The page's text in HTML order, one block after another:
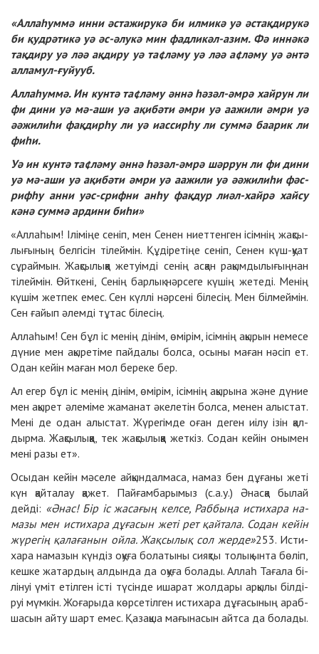
«Аллаһум­мә ин­ни әс­та­жи­ру­кә би ил­ми­кә уә әс­тақ­ди­ру­кә
би қуд­рә­ти­кә уә әс-әлу­кә мин фад­ли­кәл-азим. Фә ин­нә­кә
тақ­ди­ру уә ләә ақ­ди­ру уә та¢лә­му уә ләә а¢лә­му уә ән­тә
ал­ла­мул-ғуйууб.
Аллаһум­мә. Ин кун­тә та¢лә­му ән­нә һә­зәл-әм­рә хай­рун ли
фи ди­ни уә мә-аши уә ақи­бә­ти әм­ри уә аажи­ли әм­ри уә
әәжи­ли­һи фақ­дир­һу ли уә иас­сир­һу ли сум­мә баа­рик ли
фи­һи.
Уә ин кун­тә та¢лә­му ән­нә һә­зәл-әм­рә шәр­рун ли фи ди­ни
уә мә-аши уә ақи­бә­ти әм­ри уә аажи­ли уә әәжи­ли­һи фәс-
риф­һу ан­ни уәс-сриф­ни ан­һу фақ­дур лиәл-хайрә хайсу
кә­нә сум­мә ар­ди­ни би­һи»
«Аллаһым! Ілі­мі­ңе се­ніп, мен Се­нен ниет­тен­ген ісім­нің жақ­сы­
лы­ғы­ның бел­гі­сін ті­лей­мін. Құ­ді­ре­тіңе се­ніп, Се­нен күш-қуат
сұ­рай­мын. Жақ­сы­лық­қа же­туім­ді се­нің ас­қан ра­қым­ды­лы­ғың­нан
ті­лей­мін. Өйтке­ні, Се­нің бар­лық нәр­се­ге кү­шің же­те­ді. Ме­нің
кү­шім жет­пек емес. Сен күл­лі нәр­се­ні бі­ле­сің. Мен біл­мей­мін.
Сен ғайып әлем­ді тұ­тас бі­ле­сің.
Аллаһым! Сен бұл іс ме­нің ді­нім, өмі­рім, ісім­нің ақы­рын не­ме­се
дү­ние мен ақы­ре­ті­ме пайда­лы бол­са, осы­ны ма­ған нә­сіп ет.
Одан кейін ма­ған мол бе­ре­ке бер.
Ал егер бұл іс ме­нің ді­нім, өмі­рім, ісім­нің ақы­ры­на жә­не дү­ние
мен ақы­рет әле­мі­ме жа­ма­нат әке­ле­тін бол­са, ме­нен алыс­тат.
Ме­ні де одан алыс­тат. Жү­ре­гім­де оған де­ген иілу ізін қал­
дыр­ма. Жақ­сы­лық­қа, тек жақ­сы­лық­қа жет­кіз. Со­дан кейін оны­мен
ме­ні ра­зы ет».
Осы­дан кейін мә­се­ле ай­қын­дал­ма­са, на­маз бен дұ­ға­ны же­ті
күн қайта­лау қа­жет. Пай­ғам­ба­ры­мыз (с.а.у.) Әнас­қа бы­лай
дейді: «Әнас! Бір іс жа­са­ғың кел­се, Раб­бы­ңа ис­ти­ха­ра на­
ма­зы мен ис­ти­ха­ра дұ­ға­сын же­ті рет қайта­ла. Со­дан кейін
жү­ре­гің қа­ла­ға­нын ойла. Жақ­сы­лық сол жер­де»253. Ис­ти­
ха­ра на­ма­зын күн­діз оқу­ға бо­ла­ты­ны сияқ­ты то­лық ын­та бө­ліп,
кеш­ке жа­тар­дың ал­дын­да да оқу­ға бо­ла­ды. Аллаһ Та­ға­ла бі­
лі­нуі үміт етіл­ген іс­ті тү­сін­де иша­рат жол­да­ры ар­қы­лы біл­ді­
руі мүм­кін. Жо­ға­ры­да көр­се­тіл­ген ис­ти­ха­ра дұ­ға­сы­ның араб­
ша­сын айту шарт емес. Қа­зақ­ша ма­ғы­на­сын айтса да бо­ла­ды.